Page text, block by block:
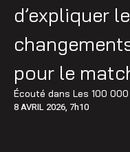
d’expliquer
pour le
Écouté dans Les 100
8 AVRIL 2026, 7h10